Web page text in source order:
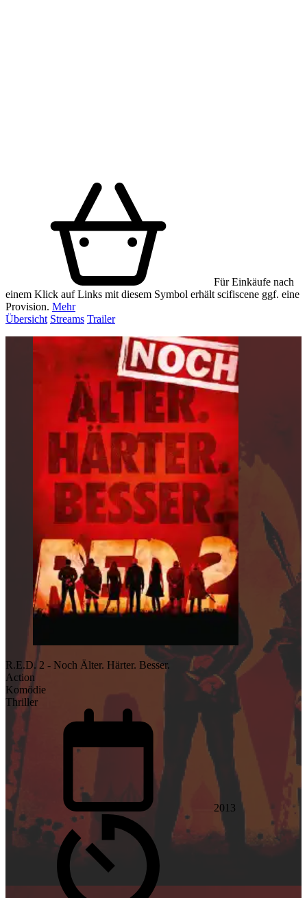
Für Einkäufe nach
einem Klick auf Links mit diesem Symbol erhält scifiscene ggf. eine
Provision. Mehr
Übersicht Streams Trailer
R.E.D. 2 - Noch Älter. Härter. Besser.
Action
Komödie
Thriller
2013